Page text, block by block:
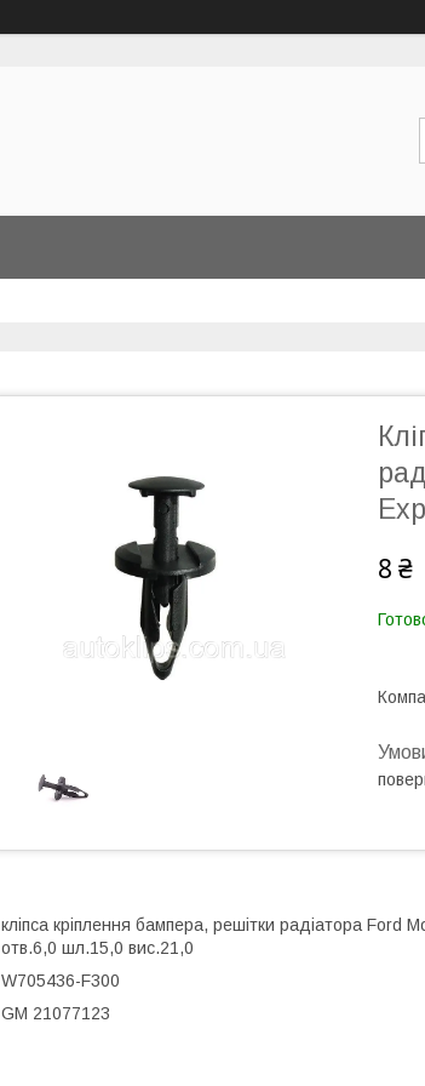
8 ₴
кліпса кріплення бампера, решітки радіатора Ford
отв.6,0 шл.15,0 вис.21,0
W705436-F300
GM 21077123